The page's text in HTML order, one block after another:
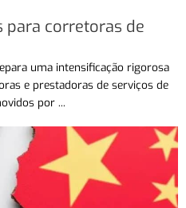
para corretoras de
uma intensificação rigorosa
e prestadoras de serviços de
por ...